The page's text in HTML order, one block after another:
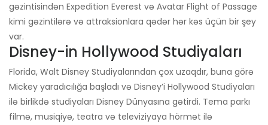
gəzintisindən Expedition Everest və Avatar Flight of Passage
kimi gəzintilərə və attraksionlara qədər hər kəs üçün bir şey
var.
Disney-in Hollywood Studiyaları
Florida, Walt Disney Studiyalarından çox uzaqdır, buna görə
Mickey yaradıcılığa başladı və Disney’i Hollywood Studiyaları
ilə birlikdə studiyaları Disney Dünyasına gətirdi. Tema parkı
filmə, musiqiyə, teatra və televiziyaya hörmət ilə